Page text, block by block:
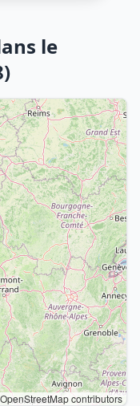
le
contributors